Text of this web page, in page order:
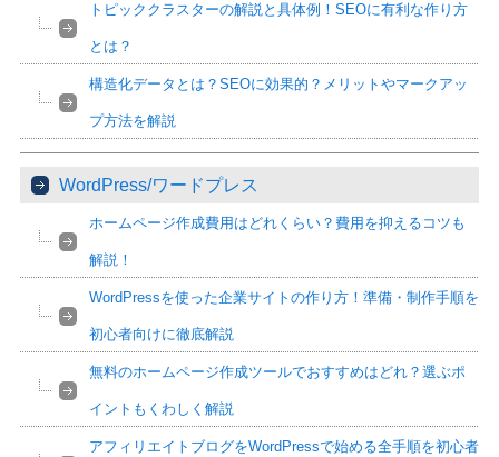
トピッククラスターの解説と具体例！SEOに有利な作り方
とは？
構造化データとは？SEOに効果的？メリットやマークアッ
プ方法を解説
WordPress/ワードプレス
ホームページ作成費用はどれくらい？費用を抑えるコツも
解説！
WordPressを使った企業サイトの作り方！準備・制作手順を
初心者向けに徹底解説
無料のホームページ作成ツールでおすすめはどれ？選ぶポ
イントもくわしく解説
アフィリエイトブログをWordPressで始める全手順を初心者